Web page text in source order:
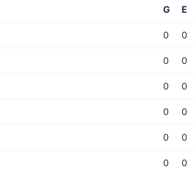
G E
0 0
0 0
0 0
0 0
0 0
0 0